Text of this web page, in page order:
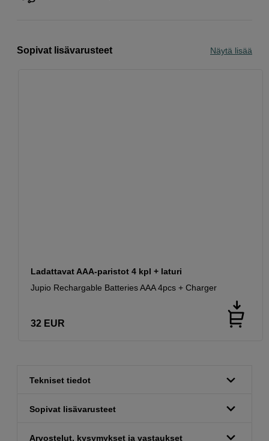
Sopivat lisävarusteet Näytä lisää
Ladattavat AAA-paristot 4 kpl + laturi
Jupio Rechargable Batteries AAA 4pcs + Charger
32 EUR
Tekniset tiedot
Sopivat lisävarusteet
Arvostelut, kysymykset ja vastaukset